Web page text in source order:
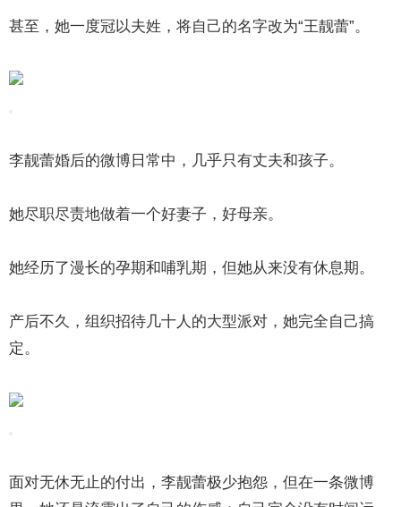
甚至，她一度冠以夫姓，将自己的名字改为“王靓蕾”。
李靓蕾婚后的微博日常中，几乎只有丈夫和孩子。
她尽职尽责地做着一个好妻子，好母亲。
她经历了漫长的孕期和哺乳期，但她从来没有休息期。
产后不久，组织招待几十人的大型派对，她完全自己搞
定。
面对无休无止的付出，李靓蕾极少抱怨，但在一条微博